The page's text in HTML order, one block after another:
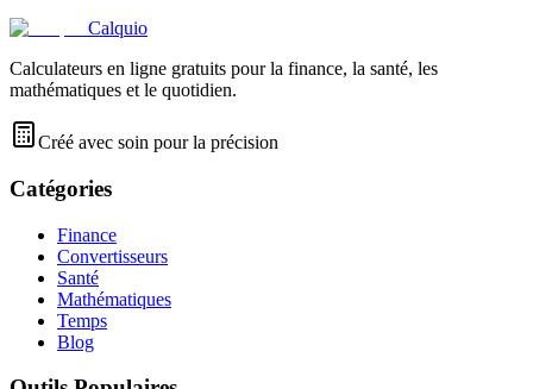
Calquio
Calculateurs en ligne gratuits pour la finance, la santé, les
mathématiques et le quotidien.
Créé avec soin pour la précision
Catégories
Finance
Convertisseurs
Santé
Mathématiques
Temps
Blog